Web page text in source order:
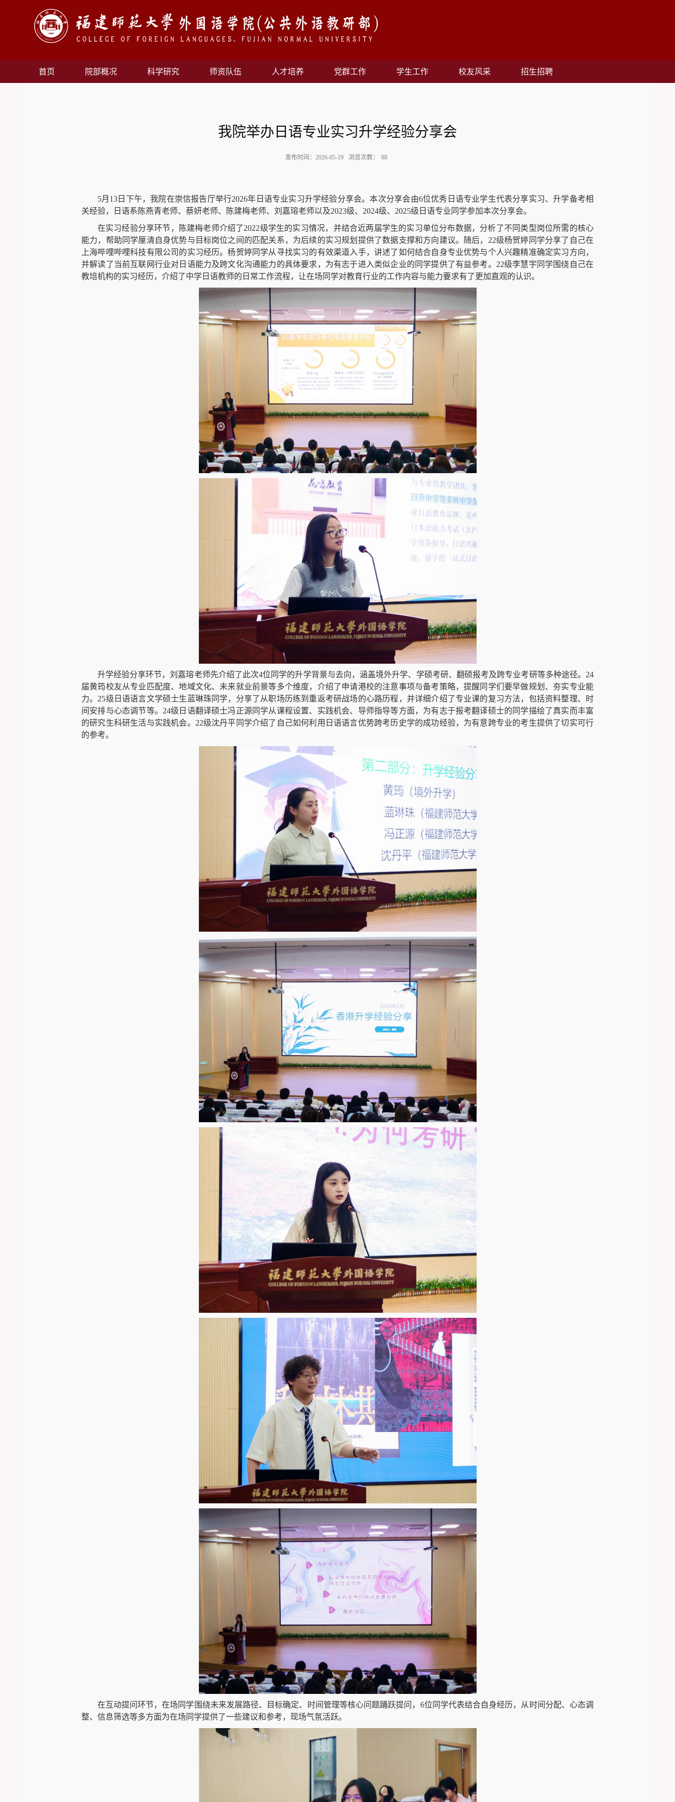
首页 院部概况 科学研究 师资队伍 人才培养 党群工作 学生工作 校友风采 招生招聘
我院举办日语专业实习升学经验分享会
发布时间：2026-05-19 浏览次数： 88
5月 13 日下午，我院在崇信报告厅举行2026年日语专业实习升学经验分享会。本次分享会由6位优秀日语专业学生代表分享实习、升学备考相
关经验，日语系陈燕青老师、蔡妍老师、陈建梅老师、刘嘉瑢老师以及2023级、 2024级、 2025级日语专业同学参加本次分享会。
在实习经验分享环节，陈建梅老师介绍了2022级学生的实习情况，并结合近两届学生的实习单位分布数据，分析了不同类型岗位所需的核心
能力，帮助同学厘清自身优势与目标岗位之间的匹配关系，为后续的实习规划提供了数据支撑和方向建议。随后， 22级杨贺婷同学分享了自己在
上海哔哩哔哩科技有限公司的实习经历。杨贺婷同学从寻找实习的有效渠道入手，讲述了如何结合自身专业优势与个人兴趣精准确定实习方向，
并解读了当前互联网行业对日语能力及跨文化沟通能力的具体要求，为有志于进入类似企业的同学提供了有益参考。 22级李慧宇同学围绕自己在
教培机构的实习经历，介绍了中学日语教师的日常工作流程，让在场同学对教育行业的工作内容与能力要求有了更加直观的认识。
升学经验分享环节，刘嘉瑢老师先介绍了此次4位同学的升学背景与去向，涵盖境外升学、学硕考研、翻硕报考及跨专业考研等多种途径。 24
届黄筠校友从专业匹配度、地域文化、未来就业前景等多个维度，介绍了申请港校的注意事项与备考策略，提醒同学们要早做规划、夯实专业能
力。 25级日语语言文学硕士生蓝琳珠同学，分享了从职场历练到重返考研战场的心路历程，并详细介绍了专业课的复习方法，包括资料整理、时
间安排与心态调节等。 24级日语翻译硕士冯正源同学从课程设置、实践机会、导师指导等方面，为有志于报考翻译硕士的同学描绘了真实而丰富
的研究生科研生活与实践机会。 22级沈丹平同学介绍了自己如何利用日语语言优势跨考历史学的成功经验，为有意跨专业的考生提供了切实可行
的参考。
在互动提问环节，在场同学围绕未来发展路径、目标确定、时间管理等核心问题踊跃提问， 6位同学代表结合自身经历，从时间分配、心态调
整、信息筛选等多方面为在场同学提供了一些建议和参考，现场气氛活跃。